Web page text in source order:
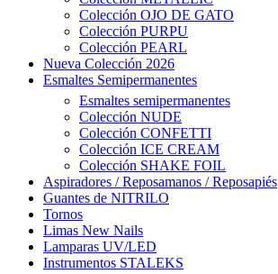
Colección OJO DE GATO
Colección PURPU
Colección PEARL
Nueva Colección 2026
Esmaltes Semipermanentes
Esmaltes semipermanentes
Colección NUDE
Colección CONFETTI
Colección ICE CREAM
Colección SHAKE FOIL
Aspiradores / Reposamanos / Reposapiés
Guantes de NITRILO
Tornos
Limas New Nails
Lamparas UV/LED
Instrumentos STALEKS